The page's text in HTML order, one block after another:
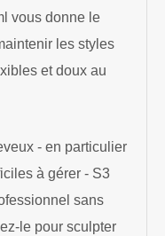
vous donne le
les styles
et doux au
- en particulier
à gérer - S3
sans
le pour sculpter